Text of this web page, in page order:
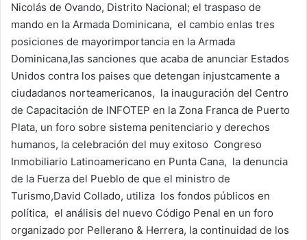
Nicolás de Ovando, Distrito Nacional; el traspaso de
mando en la Armada Dominicana, el cambio enlas tres
posiciones de mayorimportancia en la Armada
Dominicana,las sanciones que acaba de anunciar Estados
Unidos contra los paises que detengan injustcamente a
ciudadanos norteamericanos, la inauguración del Centro
de Capacitación de INFOTEP en la Zona Franca de Puerto
Plata, un foro sobre sistema penitenciario y derechos
humanos, la celebración del muy exitoso Congreso
Inmobiliario Latinoamericano en Punta Cana, la denuncia
de la Fuerza del Pueblo de que el ministro de
Turismo,David Collado, utiliza los fondos públicos en
política, el análisis del nuevo Código Penal en un foro
organizado por Pellerano & Herrera, la continuidad de los